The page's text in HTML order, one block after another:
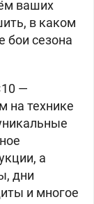
ваших
в каком
бои сезона
—
на технике
а
дни
и многое